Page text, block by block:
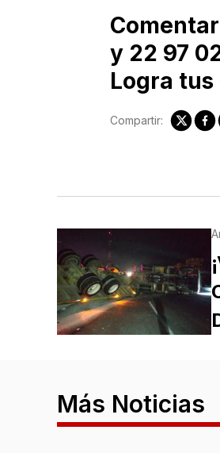
y 22 97
Logra
Compartir:
Más Noticias